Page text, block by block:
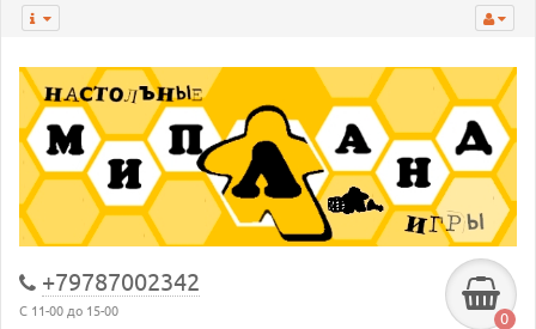
+79787002342
С 11-00 до 15-00 0